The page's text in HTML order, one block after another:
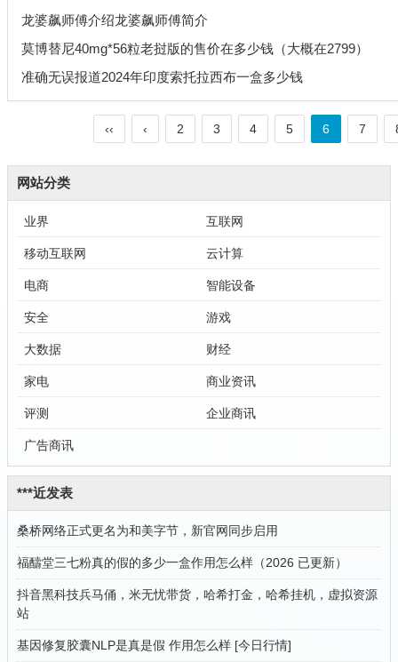
龙婆飙师傅介绍龙婆飙师傅简介
莫博替尼40mg*56粒老挝版的售价在多少钱（大概在2799）
准确无误报道2024年印度索托拉西布一盒多少钱
‹‹ ‹ 2 3 4 5 6 7
网站分类
业界 互联网
移动互联网 云计算
电商 智能设备
安全 游戏
大数据 财经
家电 商业资讯
评测 企业商讯
广告商讯
***近发表
桑桥网络正式更名为和美字节，新官网同步启用
福醻堂三七粉真的假的多少一盒作用怎么样（2026 已更新）
抖音黑科技兵马俑，米无忧带货，哈希打金，哈希挂机，虚拟资源
站
基因修复胶囊NLP是真是假 作用怎么样 [今日行情]